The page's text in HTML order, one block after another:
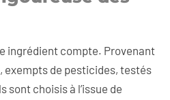
ingrédient compte. Provenant
, exempts de pesticides, testés
choisis à l’issue de